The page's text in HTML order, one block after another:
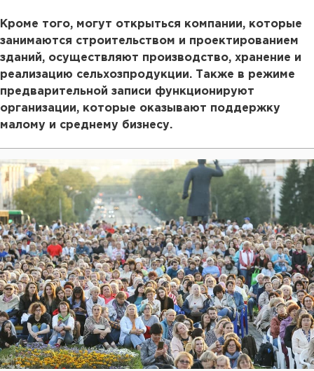
Кроме того, могут открыться компании, которые
занимаются строительством и проектированием
зданий, осуществляют производство, хранение и
реализацию сельхозпродукции. Также в режиме
предварительной записи функционируют
организации, которые оказывают поддержку
малому и среднему бизнесу.